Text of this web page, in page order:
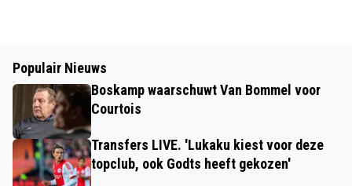
Populair Nieuws
Boskamp waarschuwt Van Bommel voor
Courtois
Transfers LIVE. 'Lukaku kiest voor deze
topclub, ook Godts heeft gekozen'